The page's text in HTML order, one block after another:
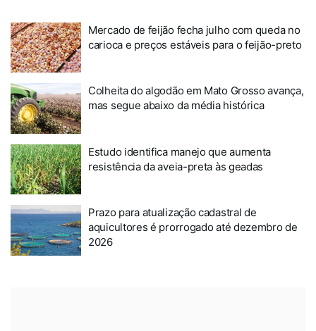
Mercado de feijão fecha julho com queda no
carioca e preços estáveis para o feijão-preto
Colheita do algodão em Mato Grosso avança,
mas segue abaixo da média histórica
Estudo identifica manejo que aumenta
resistência da aveia-preta às geadas
Prazo para atualização cadastral de
aquicultores é prorrogado até dezembro de
2026